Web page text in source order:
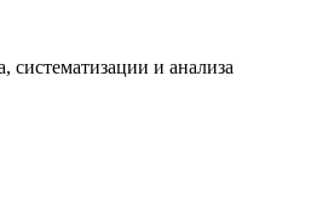
и анализа